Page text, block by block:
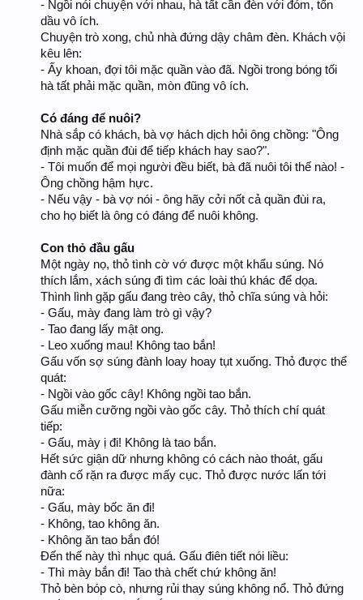
- Ngồi nói chuyện với nhau, hà tất cần đèn với đóm, tốn
dầu vô ích.
Chuyện trò xong, chủ nhà đứng dậy châm đèn. Khách vội
kêu lên:
- Ấy khoan, đợi tôi mặc quần vào đã. Ngồi trong bóng tối
hà tất phải mặc quần, mòn đũng vô ích.
Có đáng để nuôi?
Nhà sắp có khách, bà vợ hách dịch hỏi ông chồng: "Ông
định mặc quần đùi để tiếp khách hay sao?".
- Tôi muốn để mọi người đều biết, bà đã nuôi tôi thế nào! -
Ông chồng hậm hực.
- Nếu vậy - bà vợ nói - ông hãy cởi nốt cả quần đùi ra,
cho họ biết là ông có đáng để nuôi không.
Con thỏ đầu gấu
Một ngày nọ, thỏ tình cờ vớ được một khẩu súng. Nó
thích lắm, xách súng đi tìm các loài thú khác để dọa.
Thình lình gặp gấu đang trèo cây, thỏ chĩa súng và hỏi:
- Gấu, mày đang làm trò gì vậy?
- Tao đang lấy mật ong.
- Leo xuống mau! Không tao bắn!
Gấu vốn sợ súng đành loay hoay tụt xuống. Thỏ được thể
quát:
- Ngồi vào gốc cây! Không ngồi tao bắn.
Gấu miễn cưỡng ngồi vào gốc cây. Thỏ thích chí quát
tiếp:
- Gấu, mày ị đi! Không là tao bắn.
Hết sức giận dữ nhưng không có cách nào thoát, gấu
đành cố rặn ra được mấy cục. Thỏ được nước lấn tới
nữa:
- Gấu, mày bốc ăn đi!
- Không, tao không ăn.
- Không ăn tao bắn đó!
Đến thế này thì nhục quá. Gấu điên tiết nói liều:
- Thì mày bắn đi! Tao thà chết chứ không ăn!
Thỏ bèn bóp cò, nhưng rủi thay súng không nổ. Thỏ đứng